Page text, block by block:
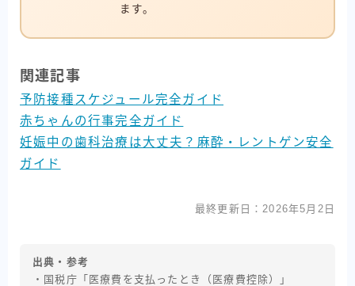
ます。
関連記事
予防接種スケジュール完全ガイド
赤ちゃんの行事完全ガイド
妊娠中の歯科治療は大丈夫？麻酔・レントゲン安全
ガイド
最終更新日：2026年5月2日
出典・参考
・国税庁「医療費を支払ったとき（医療費控除）」